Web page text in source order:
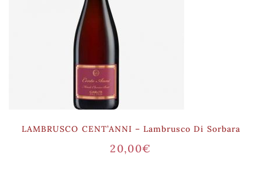
LAMBRUSCO CENT’ANNI – Lambrusco Di Sorbara
20,00€